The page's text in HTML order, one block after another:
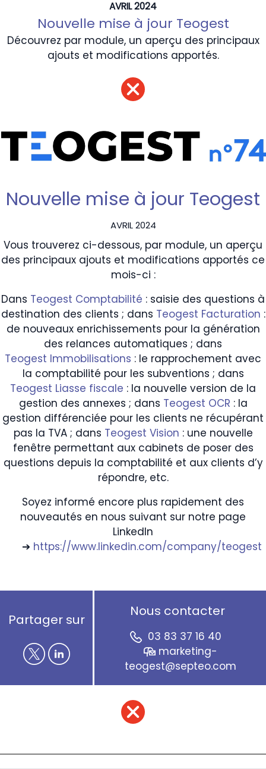
AVRIL 2024
Nouvelle mise à jour Teogest
Découvrez par module, un aperçu des principaux
ajouts et modifications apportés.
Nouvelle mise à jour Teogest
AVRIL 2024
Vous trouverez ci-dessous, par module, un aperçu
des principaux ajouts et modifications apportés ce
mois-ci :
Dans Teogest Comptabilité : saisie des questions à
destination des clients ; dans Teogest Facturation :
de nouveaux enrichissements pour la génération
des relances automatiques ; dans
Teogest Immobilisations : le rapprochement avec
la comptabilité pour les subventions ; dans
Teogest Liasse fiscale : la nouvelle version de la
gestion des annexes ; dans Teogest OCR : la
gestion différenciée pour les clients ne récupérant
pas la TVA ; dans Teogest Vision : une nouvelle
fenêtre permettant aux cabinets de poser des
questions depuis la comptabilité et aux clients d’y
répondre, etc.
Soyez informé encore plus rapidement des
nouveautés en nous suivant sur notre page
LinkedIn
➔ https://www.linkedin.com/company/teogest
Partager sur
Nous contacter
03 83 37 16 40
marketing-
teogest@septeo.com